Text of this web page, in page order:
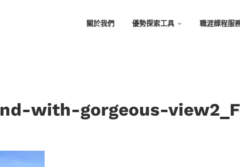
關於我們 優勢探索工具 職涯課程服
with-gorgeous-